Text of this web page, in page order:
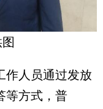
人员通过发放
等方式，普